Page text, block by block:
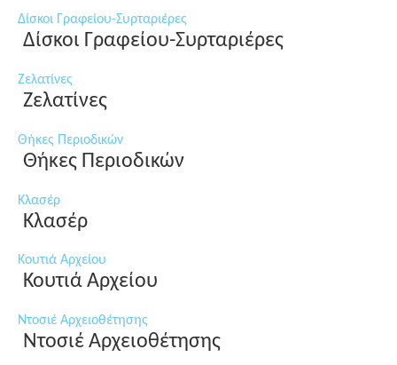
Δίσκοι Γραφείου-Συρταριέρες
Δίσκοι Γραφείου-Συρταριέρες
Ζελατίνες
Ζελατίνες
Θήκες Περιοδικών
Θήκες Περιοδικών
Κλασέρ
Κλασέρ
Κουτιά Αρχείου
Κουτιά Αρχείου
Ντοσιέ Αρχειοθέτησης
Ντοσιέ Αρχειοθέτησης